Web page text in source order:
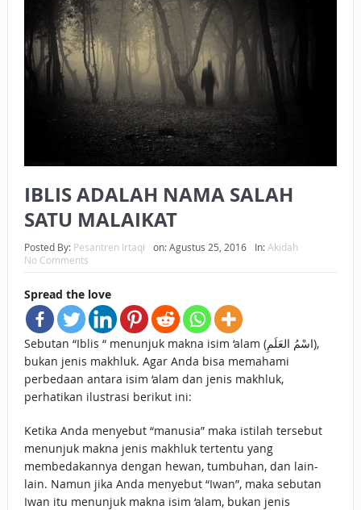
HAKIKAT NIKMAT DI DUNIA!
BAGAIMANA CARA MEMBAYAR ZAKAT UANG?
UANG HARAM BISA MENJADI HALAL JIKA SEBAB
KEPEMILIKANNYA BERUBAH
ISTIDLAL BATIL VS ISTIDLAL SYAR’I
IBLIS ADALAH NAMA SALAH
SATU MALAIKAT
Posted By: Pesantren Irtaqi on:Agustus 25, 2016 In:Akidah
No Comments
Spread the love
Sebutan “Iblis “ menunjuk makna isim ‘alam (اسْمُ العَلَمِ),
bukan jenis makhluk. Agar Anda bisa memahami
perbedaan antara isim ‘alam dan jenis makhluk,
perhatikan ilustrasi berikut ini:
Ketika Anda menyebut “manusia” maka istilah tersebut
menunjuk makna jenis makhluk tertentu yang
membedakannya dengan hewan, tumbuhan, dan lain-
lain. Namun jika Anda menyebut “Iwan”, maka sebutan
Iwan itu menunjuk makna isim ‘alam, bukan jenis